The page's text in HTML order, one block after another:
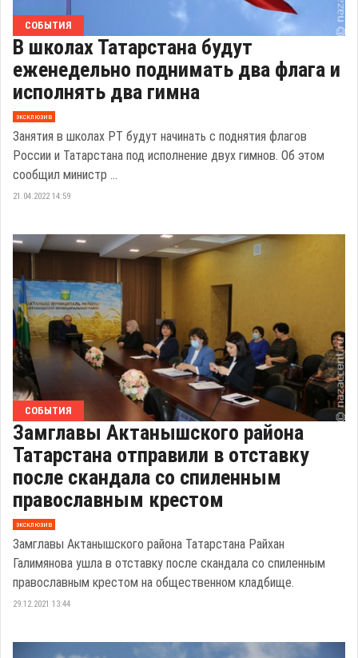
СОБЫТИЯ
В школах Татарстана будут
еженедельно поднимать два флага и
исполнять два гимна
эксклюзив
Занятия в школах РТ будут начинать с поднятия флагов
России и Татарстана под исполнение двух гимнов. Об этом
сообщил министр ...
21.04.2022 14:59
СОБЫТИЯ
Замглавы Актанышского района
Татарстана отправили в отставку
после скандала со спиленным
православным крестом
эксклюзив
Замглавы Актанышского района Татарстана Райхан
Галимянова ушла в отставку после скандала со спиленным
православным крестом на общественном кладбище.
29.12.2021 13:44